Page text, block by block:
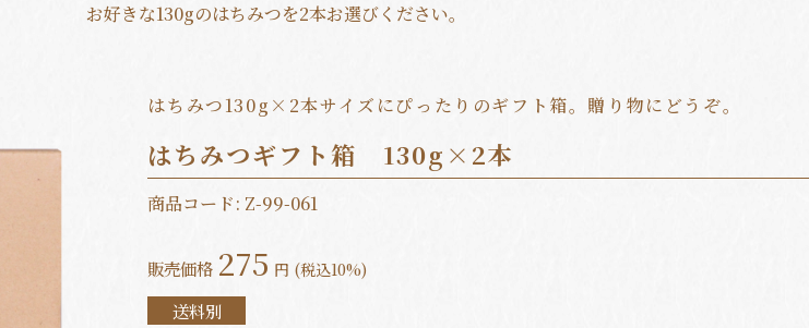
お好きな130gのはちみつを2本お選びください。
はちみつ130g×2本サイズにぴったりのギフト箱。贈り物にどうぞ。
はちみつギフト箱 130g×2本
商品コード: Z-99-061
販売価格 275 円 (税込10%)
送料別